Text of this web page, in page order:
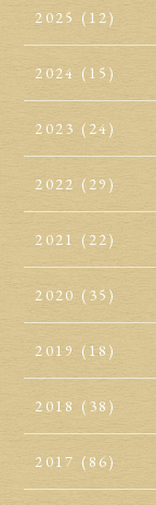
2025 (12)
2024 (15)
2023 (24)
2022 (29)
2021 (22)
2020 (35)
2019 (18)
2018 (38)
2017 (86)